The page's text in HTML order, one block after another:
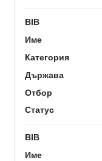
BIB
Име
Категория
Държава
Отбор
Статус
BIB
Име